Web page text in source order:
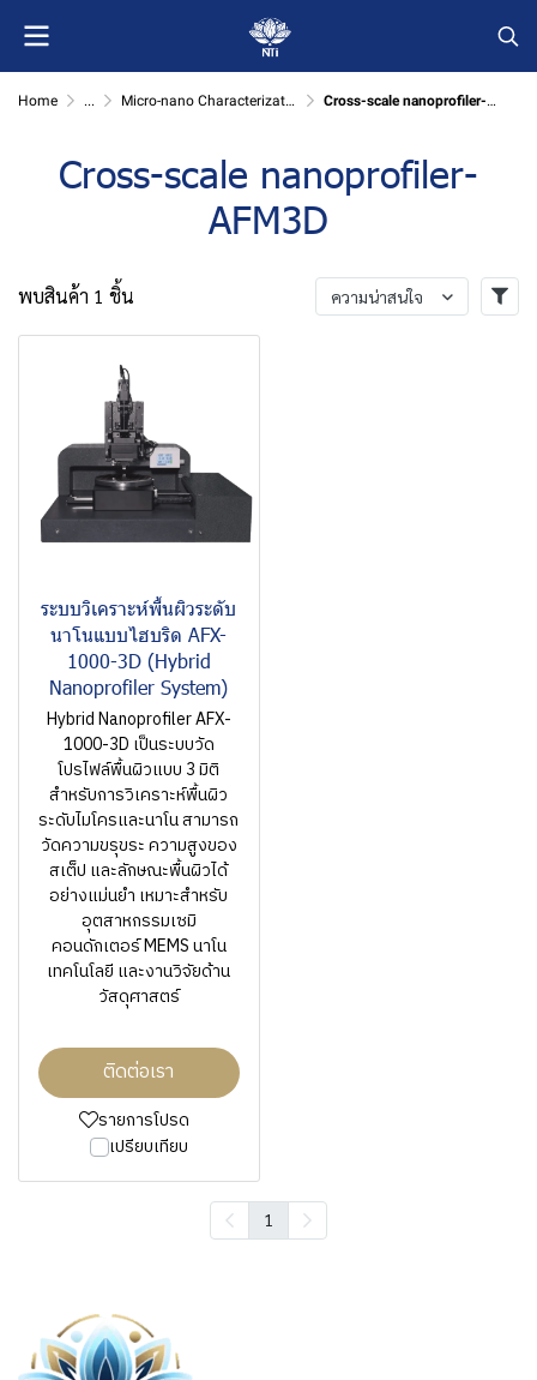
Home ... Micro-nano Characterization Cross-scale nanoprofiler-AFM3D
Cross-scale nanoprofiler-
AFM3D
พบสินค้า 1 ชิ้น ความน่าสนใจ
ระบบวิเคราะห์พื้นผิวระดับ
นาโนแบบไฮบริด AFX-
1000-3D (Hybrid
Nanoprofiler System)
Hybrid Nanoprofiler AFX-
1000-3D เป็นระบบวัด
โปรไฟล์พื้นผิวแบบ 3 มิติ
สำหรับการวิเคราะห์พื้นผิว
ระดับไมโครและนาโน สามารถ
วัดความขรุขระ ความสูงของ
สเต็ป และลักษณะพื้นผิวได้
อย่างแม่นยำ เหมาะสำหรับ
อุตสาหกรรมเซมิ
คอนดักเตอร์ MEMS นาโน
เทคโนโลยี และงานวิจัยด้าน
วัสดุศาสตร์
ติดต่อเรา
รายการโปรด
เปรียบเทียบ
1